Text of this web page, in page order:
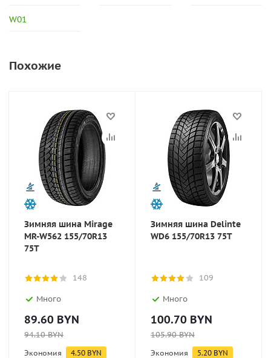
W01
Похожие
Зимняя шина Mirage
MR-W562 155/70R13
75T
148
Много
89.60 BYN
94.10BYN
Экономия 4.50 BYN
Зимняя шина Delinte
WD6 155/70R13 75T
109
Много
100.70 BYN
105.90BYN
Экономия 5.20 BYN